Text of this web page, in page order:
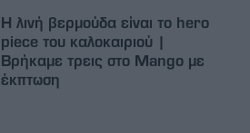
Η λινή βερμούδα είναι το hero
piece του καλοκαιριού |
Βρήκαμε τρεις στο Mango με
έκπτωση